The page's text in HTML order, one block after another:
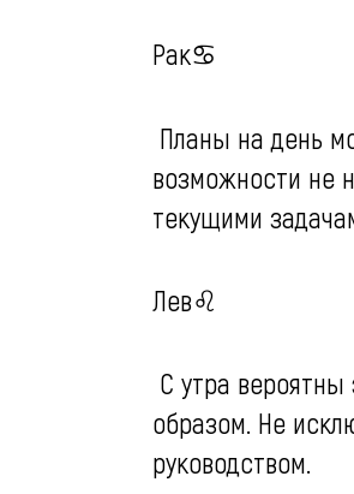
Рак♋️
Планы на день
возможности не
текущими
Лев♌️
С утра
образом. Не
руководством.